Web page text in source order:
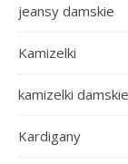
jeansy damskie
Kamizelki
kamizelki damskie
Kardigany